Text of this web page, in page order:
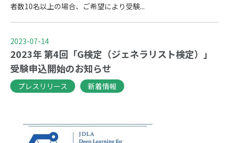
者数10名以上の場合、ご希望により受験...
2023-07-14
2023年 第4回「G検定（ジェネラリスト検定）」
受験申込開始のお知らせ
プレスリリース 新着情報